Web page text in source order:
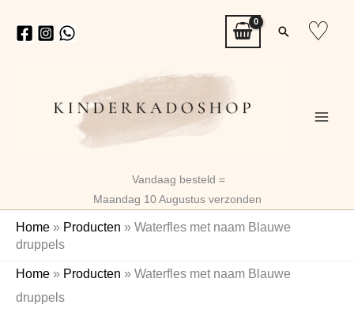
naar
Zoeken
♡
Vandaag besteld =
Maandag 10 Augustus verzonden
Home » Producten » Waterfles met naam Blauwe
druppels
Home » Producten » Waterfles met naam Blauwe
druppels
Waterfles
naam